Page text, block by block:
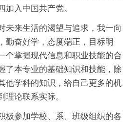
加入中国共产党。
未来生活的渴望与追求，我一向
勤奋好学，态度端正，目标明
个掌握现代信息和职业技能的合
了本专业的基础知识和技能，除
他学科的知识，给自己更多的机
理论联系实际。
极参加学校、系、班级组织的各